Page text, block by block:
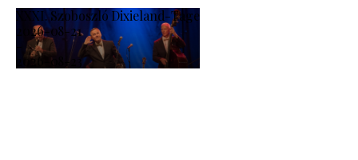
XXXI. Szoboszló Dixieland-Tage
2026-08-21
-
2026-08-23